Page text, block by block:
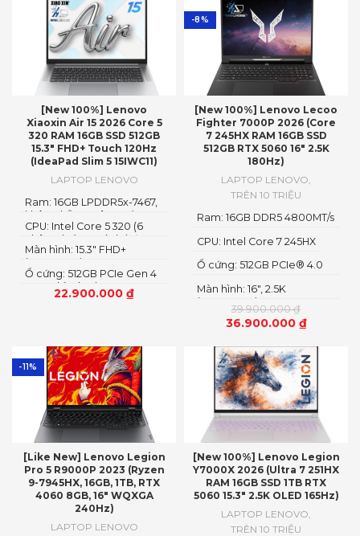
[New 100%] Lenovo
Xiaoxin Air 15 2026 Core 5
320 RAM 16GB SSD 512GB
15.3″ FHD+ Touch 120Hz
(IdeaPad Slim 5 15IWC11)
LAPTOP LENOVO
22.900.000 ₫
Ổ cứng: 512GB PCIe Gen 4
SSD, chỉ có 1 slot SSD,
nâng cấp theo dạng thay
Màn hình: 15.3″ FHD+
(1920x1200) IPS
CPU: Intel Core 5 320 (6
nhân 6 luồng, có thể đạt
tới 4.6GHz)
Ram: 16GB LPDDR5x-7467,
không hỗ trợ nâng cấp
-8%
[New 100%] Lenovo Lecoo
Fighter 7000P 2026 (Core
7 245HX RAM 16GB SSD
512GB RTX 5060 16″ 2.5K
180Hz)
LAPTOP LENOVO
TRÊN 10 TRIỆU
39.900.000₫
36.900.000 ₫
Màn hình: 16″, 2.5K
(2560x1600) IPS, LED
Ổ cứng: 512GB PCIe® 4.0
CPU: Intel Core 7 245HX
Ram: 16GB DDR5 4800MT/s
-11%
[Like New] Lenovo Legion
Pro 5 R9000P 2023 (Ryzen
9-7945HX, 16GB, 1TB, RTX
4060 8GB, 16″ WQXGA
240Hz)
LAPTOP LENOVO
[New 100%] Lenovo Legion
Y7000X 2026 (Ultra 7 251HX
RAM 16GB SSD 1TB RTX
5060 15.3″ 2.5K OLED 165Hz)
LAPTOP LENOVO
TRÊN 10 TRIỆU